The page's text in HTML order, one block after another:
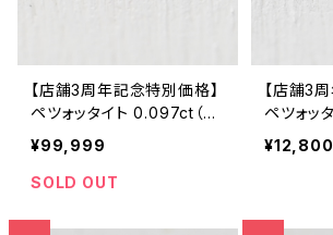
【店舗3周年記念特別価格】
ペツォッタイト 0.097ct（ソ
ーティング付き）SA32975
¥99,999
SOLD OUT
【店舗3
ペツォッ
ーティン
¥12,800